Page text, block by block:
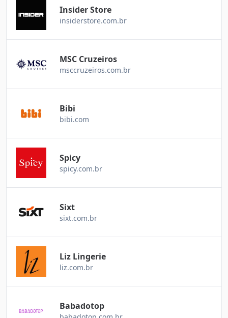
Insider Store
insiderstore.com.br
MSC Cruzeiros
msccruzeiros.com.br
Bibi
bibi.com
Spicy
spicy.com.br
Sixt
sixt.com.br
Liz Lingerie
liz.com.br
Babadotop